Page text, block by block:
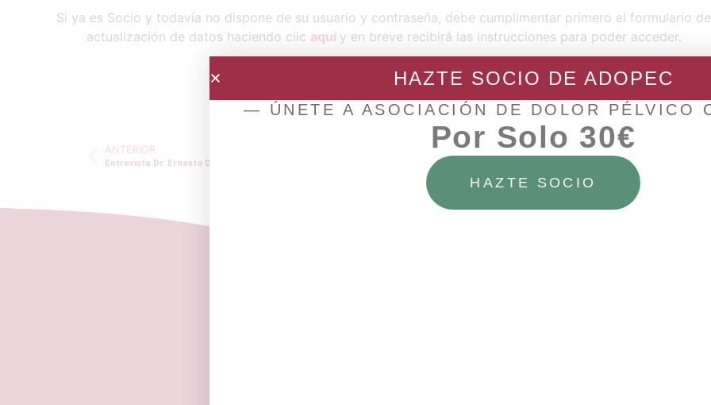
Si ya es Socio y todavía no dispone de su usuario y contraseña, debe cumplimentar primero el formulario de
actualización de datos haciendo clic aquí y en breve recibirá las instrucciones para poder acceder.
ANTERIOR
Entrevista Dr. Ernesto Delgado Cidranes 11 Edición Curso Suelo Pélvico en
HAZTE SOCIO DE ADOPEC
— ÚNETE A ASOCIACIÓN DE DOLOR PÉLVICO
Por Solo 30€
HAZTE SOCIO